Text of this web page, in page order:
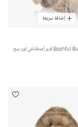
إضافة سريعة
لعبة طرية Bashful Bunny فرو إصطناعي لون بيج